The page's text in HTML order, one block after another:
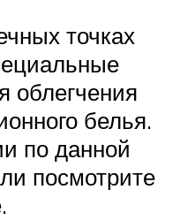
точках
облегчения
белья.
по данной
посмотрите